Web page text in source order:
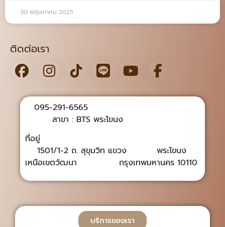
30 พฤษภาคม 2025
ติดต่อเรา
095-291-6565
สาขา : BTS พระโขนง
ที่อยู่
1501/1-2 ถ. สุขุมวิท แขวง พระโขนง
เหนือเขตวัฒนา กรุงเทพมหานคร 10110
บริการของเรา